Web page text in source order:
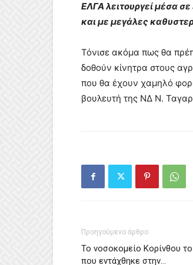
ΕΛΓΑ λειτουργεί μέσα
και με μεγάλες
Τόνισε ακόμα πως θα
δοθούν κίνητρα στους
που θα έχουν χαμηλό
βουλευτή της ΝΔ Ν.
Προηγούμενο άρθρο
Το νοσοκομείο Κορίνθου
που εντάχθηκε στην…